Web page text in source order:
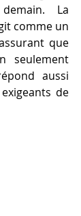
La
comme un
que
seulement
aussi
de